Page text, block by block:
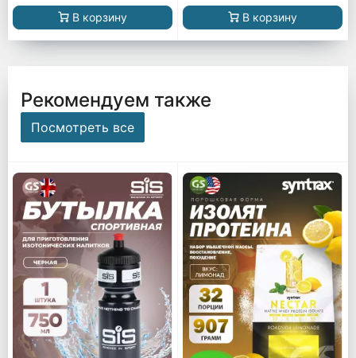
В корзину В корзину
Рекомендуем также
Посмотреть все